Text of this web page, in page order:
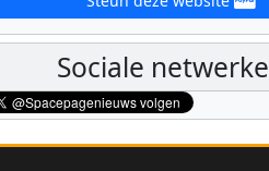
Sociale